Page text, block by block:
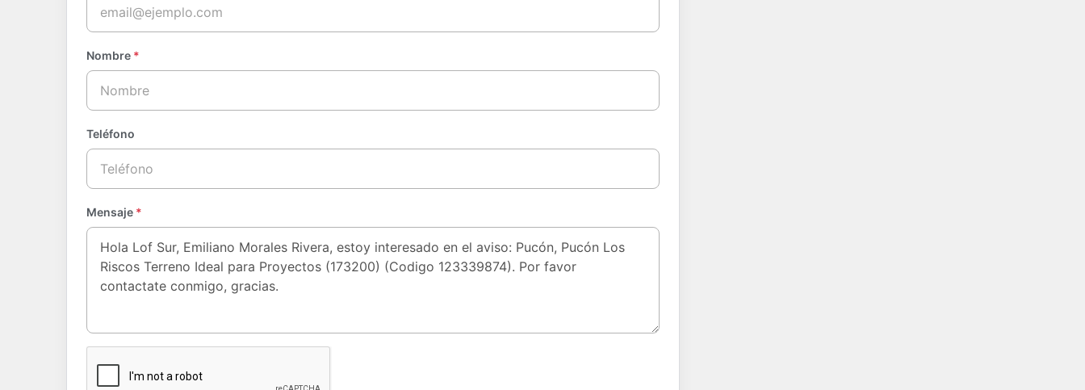
Nombre *
Teléfono
Mensaje *